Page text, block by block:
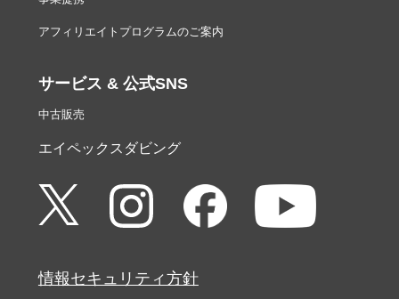
アフィリエイトプログラムのご案内
サービス & 公式SNS
中古販売
エイペックスダビング
情報セキュリティ方針